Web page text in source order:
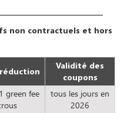
non contractuels et hors
Validité des
coupons
green fee
tous les jours en
2026